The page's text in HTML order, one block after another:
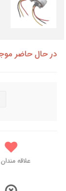
در حال حاضر
علاقه